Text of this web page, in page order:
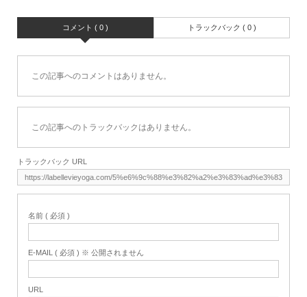
コメント ( 0 ) トラックバック ( 0 )
この記事へのコメントはありません。
この記事へのトラックバックはありません。
トラックバック URL
名前 ( 必須 )
E-MAIL ( 必須 ) ※ 公開されません
URL